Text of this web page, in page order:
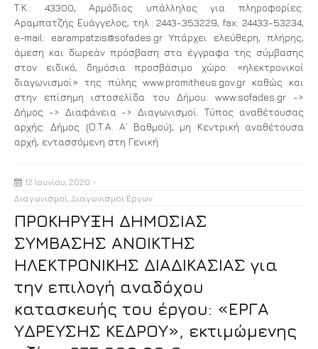
Τ.Κ.: 43300, Αρμόδιος υπάλληλος για πληροφορίες:
Αραμπατζής Ευάγγελος, τηλ.: 2443-353229, fax: 24433-53234,
e-mail: earampatzis@sofades.gr Υπάρχει ελεύθερη, πλήρης,
άμεση και δωρεάν πρόσβαση στα έγγραφα της σύμβασης
στον ειδικό, δημόσια προσβάσιμο χώρο: «ηλεκτρονικοί
διαγωνισμοί» της πύλης www.promitheus.gov.gr καθώς και
στην επίσημη ιστοσελίδα του Δήμου: www.sofades.gr ->
Δήμος -> Διαφάνεια -> Διαγωνισμοί. Τύπος αναθέτουσας
αρχής: Δήμος (Ο.Τ.Α. Α’ Βαθμού), μη Κεντρική αναθέτουσα
αρχή, εντασσόμενη στη Γενική
12 Ιουνίου, 2020
Διαγωνισμοί Διαγωνισμοί Έργων
ΠΡΟΚΗΡΥΞΗ ΔΗΜΟΣΙΑΣ
ΣΥΜΒΑΣΗΣ ΑΝΟΙΚΤΗΣ
ΗΛΕΚΤΡΟΝΙΚΗΣ ΔΙΑΔΙΚΑΣΙΑΣ για
την επιλογή αναδόχου
κατασκευής του έργου: «ΕΡΓΑ
ΥΔΡΕΥΣΗΣ ΚΕΔΡΟΥ», εκτιμώμενης